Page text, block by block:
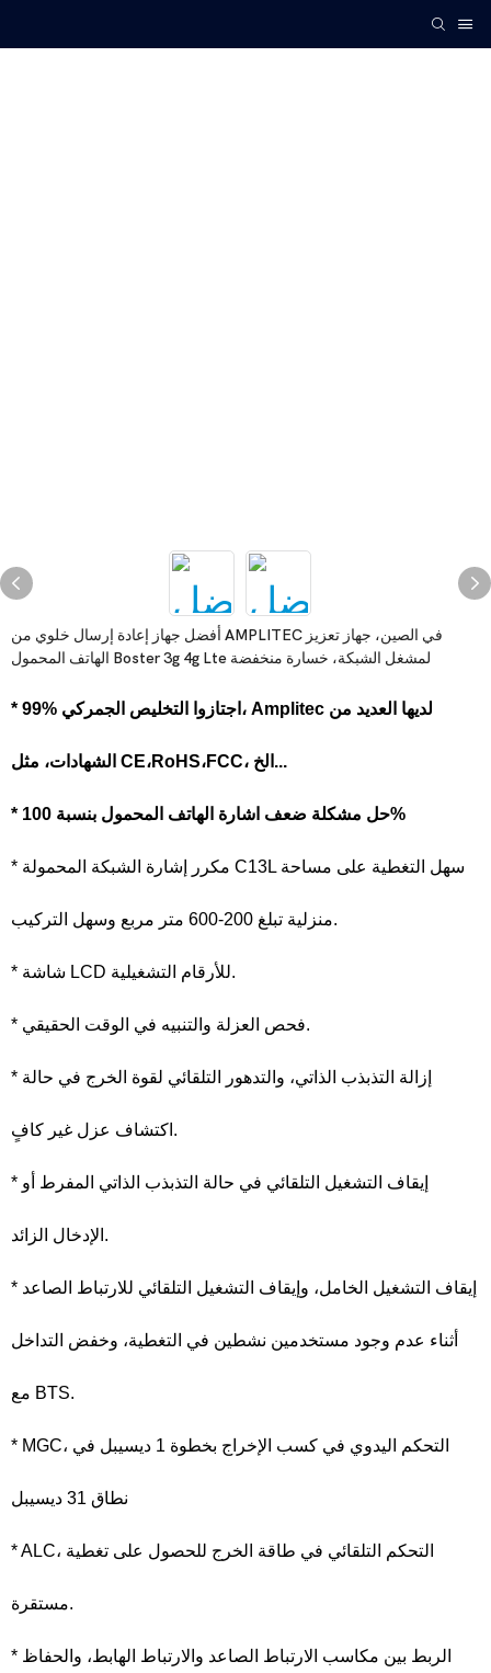
أفضل جهاز إعادة إرسال خلوي من AMPLITEC في الصين، جهاز تعزيز
الهاتف المحمول Boster 3g 4g Lte لمشغل الشبكة، خسارة منخفضة
* 99% اجتازوا التخليص الجمركي، Amplitec لديها العديد من
الشهادات، مثل CE،RoHS،FCC، الخ...
* حل مشكلة ضعف اشارة الهاتف المحمول بنسبة 100%
* مكرر إشارة الشبكة المحمولة C13L سهل التغطية على مساحة
منزلية تبلغ 200-600 متر مربع وسهل التركيب.
* شاشة LCD للأرقام التشغيلية.
* فحص العزلة والتنبيه في الوقت الحقيقي.
* إزالة التذبذب الذاتي، والتدهور التلقائي لقوة الخرج في حالة
اكتشاف عزل غير كافٍ.
* إيقاف التشغيل التلقائي في حالة التذبذب الذاتي المفرط أو
الإدخال الزائد.
* إيقاف التشغيل الخامل، وإيقاف التشغيل التلقائي للارتباط الصاعد
أثناء عدم وجود مستخدمين نشطين في التغطية، وخفض التداخل
مع BTS.
* MGC، التحكم اليدوي في كسب الإخراج بخطوة 1 ديسيبل في
* ALC، التحكم التلقائي في طاقة الخرج للحصول على تغطية
مستقرة.
* الربط بين مكاسب الارتباط الصاعد والارتباط الهابط، والحفاظ